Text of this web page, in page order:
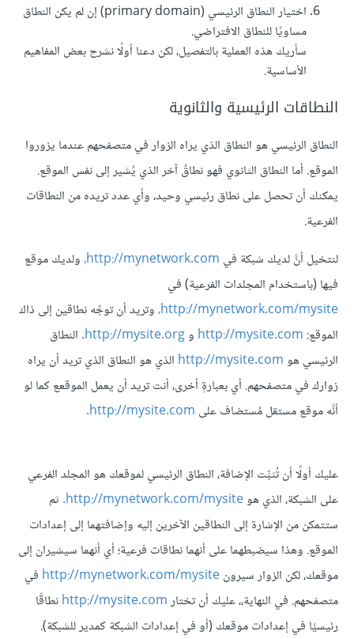
اختيار النطاق الرئيسي (primary domain) إن لم يكن النطاق
مساويًا للنطاق الافتراضي.
سأريك هذه العملية بالتفصيل، لكن دعنا أولًا نشرح بعض المفاهيم
الأساسية.
النطاقات الرئيسية والثانوية
النطاق الرئيسي هو النطاق الذي يراه الزوار في متصفحهم عندما يزوروا
الموقع. أما النطاق الثانوي فهو نطاقٌ آخر الذي يُشير إلى نفس الموقع.
يمكنك أن تحصل على نطاق رئيسي وحيد، وأي عدد تريده من النطاقات
الفرعية.
لنتخيل أنَّ لديك شبكة في http://mynetwork.com، ولديك موقع
فيها (باستخدام المجلدات الفرعية) في
http://mynetwork.com/mysite، وتريد أن توجِّه نطاقين إلى ذاك
الموقع: http://mysite.com وhttp://mysite.org. النطاق
الرئيسي هوhttp://mysite.com الذي هو النطاق الذي تريد أن يراه
زوارك في متصفحهم. أي بعبارةٍ أخرى، أنت تريد أن يعمل الموقعع كما لو
أنَّه موقع مستقل مُستضاف على http://mysite.com.
عليك أولًا أن تُثبِّت الإضافة، النطاق الرئيسي لموقعك هو المجلد الفرعي
على الشبكة، الذي هوhttp://mynetwork.com/mysite. ثم
ستتمكن من الإشارة إلى النطاقين الآخرين إليه وإضافتهما إلى إعدادات
الموقع. وهذا سيضبطهما على أنهما نطاقات فرعية؛ أي أنهما سيشيران إلى
موقعك، لكن الزوار سيرونhttp://mynetwork.com/mysite في
متصفحهم. في النهاية،، عليك أن تختارhttp://mysite.comنطاقًا
رئيسيًا في إعدادات موقعك (أو في إعدادات الشبكة كمدير للشبكة).